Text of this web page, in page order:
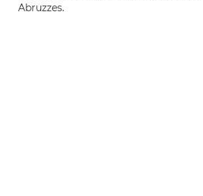
Abruzzes.